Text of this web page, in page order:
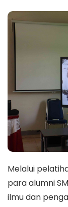
Melalui
para alumni
ilmu dan